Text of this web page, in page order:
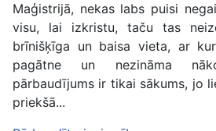
Maģistrijā, nekas labs puisi
visu, lai izkristu, taču tas
brīnišķīga un baisa vieta, ar
pagātne un nezināma
pārbaudījums ir tikai sākums, jo
priekšā...